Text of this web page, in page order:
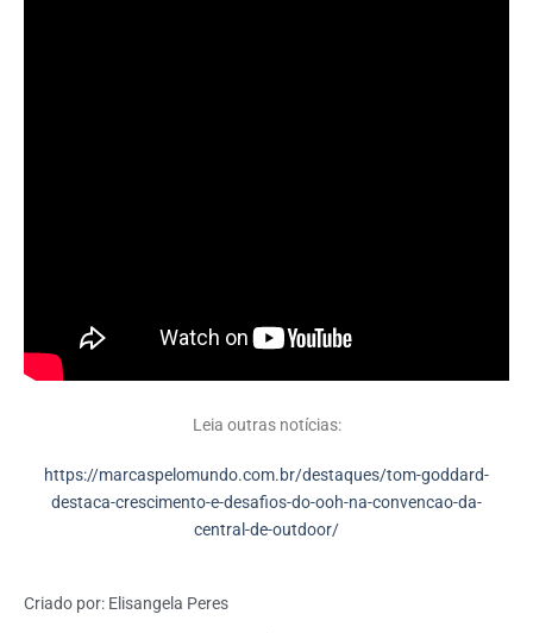
Leia outras notícias:
https://marcaspelomundo.com.br/destaques/tom-goddard-
destaca-crescimento-e-desafios-do-ooh-na-convencao-da-
central-de-outdoor/
Criado por: Elisangela Peres